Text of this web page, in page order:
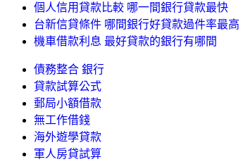
個人信用貸款比較 哪一間銀行貸款最快
台新信貸條件 哪間銀行好貸款過件率最高
機車借款利息 最好貸款的銀行有哪間
債務整合 銀行
貸款試算公式
郵局小額借款
無工作借錢
海外遊學貸款
軍人房貸試算